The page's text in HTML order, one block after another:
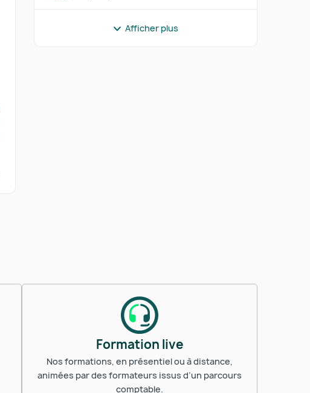
Afficher plus
Formation live
Nos formations, en présentiel ou à distance,
animées par des formateurs issus d’un parcours
comptable.